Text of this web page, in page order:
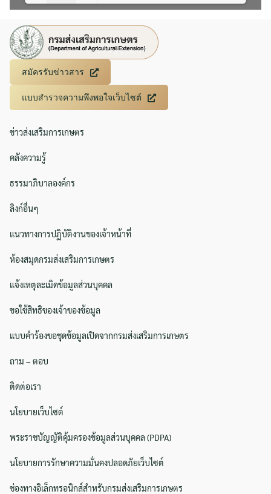
for:
Search
Please wait while flipbook is
loading. For more related info,
FAQs and issues please refer to
DearFlip WordPress Flipbook
Plugin Help
DearFlip: Loading PDF 8% ...
สมัครรับข่าวสาร
แบบสำรวจความพึงพอใจเว็บไซต์
ข่าวส่งเสริมการเกษตร
คลังความรู้
ธรรมาภิบาลองค์กร
ลิงก์อื่นๆ
แนวทางการปฏิบัติงานของเจ้าหน้าที่
ห้องสมุดกรมส่งเสริมการเกษตร
แจ้งเหตุละเมิดข้อมูลส่วนบุคคล
ขอใช้สิทธิของเจ้าของข้อมูล
แบบคำร้องขอชุดข้อมูลเปิดจากกรมส่งเสริมการเกษตร
ถาม – ตอบ
ติดต่อเรา
นโยบายเว็บไซต์
พระราชบัญญัติคุ้มครองข้อมูลส่วนบุคคล (PDPA)
นโยบายการรักษาความมั่นคงปลอดภัยเว็บไซต์
ช่องทางอิเล็กทรอนิกส์สำหรับกรมส่งเสริมการเกษตร